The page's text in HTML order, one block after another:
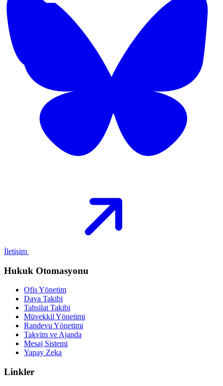
İletişim
Hukuk Otomasyonu
Ofis Yönetim
Dava Takibi
Tahsilat Takibi
Müvekkil Yönetimi
Randevu Yönetimi
Takvim ve Ajanda
Mesaj Sistemi
Yapay Zeka
Linkler